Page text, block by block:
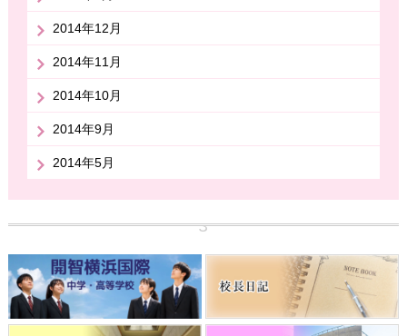
2014年12月
2014年11月
2014年10月
2014年9月
2014年5月